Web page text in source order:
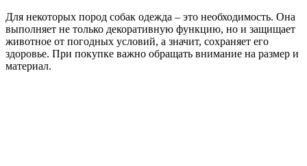
Для некоторых пород собак одежда – это необходимость. Она
выполняет не только декоративную функцию, но и защищает
животное от погодных условий, а значит, сохраняет его
здоровье. При покупке важно обращать внимание на размер и
материал.